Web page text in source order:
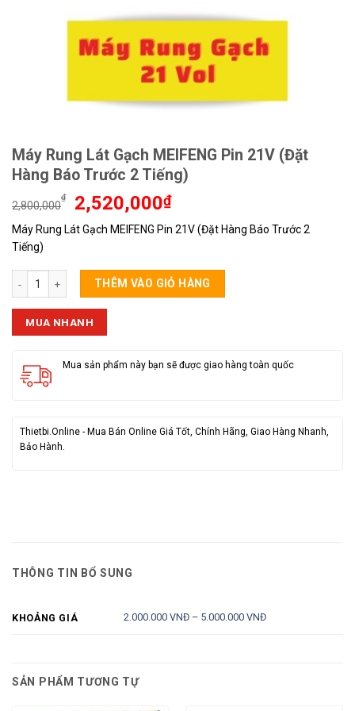
Máy Rung Lát Gạch MEIFENG Pin 21V (Đặt
Hàng Báo Trước 2 Tiếng)
2,800,000
₫
Giá
gốc
là:
2,520,000₫Giá
tại
2,520,000₫.
Máy Rung Lát Gạch MEIFENG Pin 21V (Đặt Hàng Báo Trước 2
Tiếng)
Máy Rung Lát Gạch MEIFENG Pin 21V (Đặt Hàng Báo Trước 2 Tiếng) số
THÊM VÀO GIỎ HÀNG
MUA NHANH
Mua sản phẩm này bạn sẽ được giao hàng toàn quốc
Thietbi.Online - Mua Bán Online Giá Tốt, Chính Hãng, Giao Hàng Nhanh,
Bảo Hành.
THÔNG TIN BỔ SUNG
KHOẢNG GIÁ 2.000.000 VNĐ – 5.000.000 VNĐ
SẢN PHẨM TƯƠNG TỰ